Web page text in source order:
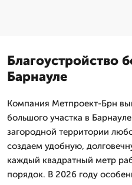
Благоустройство
Барнауле
Компания Метпроект-Брн
большого участка в
загородной территории
создаем удобную,
каждый квадратный метр
порядок. В 2026 году